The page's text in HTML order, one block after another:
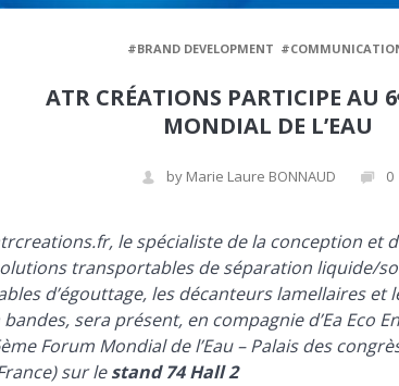
#BRAND DEVELOPMENT
ATR CRÉATIONS PARTICIPE AU
MONDIAL DE L’EAU
by Marie Laure BONNAUD 0
le spécialiste de la conception et
transportables de séparation liquide/
d’égouttage, les décanteurs lamellaires et
bandes, sera présent, en compagnie d’Ea Eco
Forum Mondial de l’Eau – Palais des
sur le stand 74 Hall 2